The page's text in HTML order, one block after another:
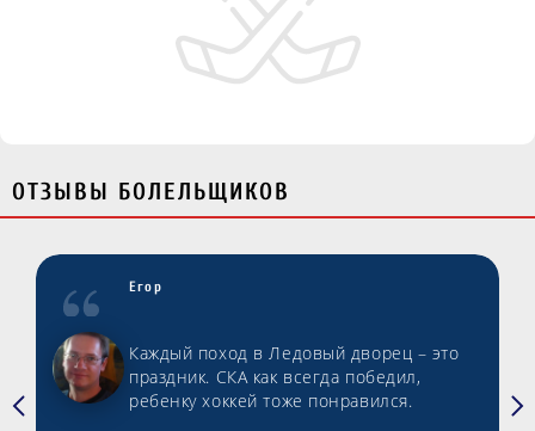
ОТЗЫВЫ БОЛЕЛЬЩИКОВ
Егор
Каждый поход в Ледовый дворец – это
праздник. СКА как всегда победил,
ребенку хоккей тоже понравился.